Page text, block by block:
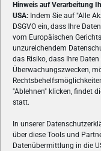
Hinweis auf Verarbeitung
USA: Indem Sie auf "Alle
DSGVO ein, dass Ihre
vom Europäischen
unzureichendem
das Risiko, dass Ihre
Überwachungszwecken,
"Ablehnen" klicken, findet
statt.
In unserer
über diese Tools und
Datenübermittlung in die
VON GAMERN,
Spielemagazin
Reviews und
Hardware